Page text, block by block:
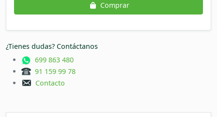
Comprar
¿Tienes dudas? Contáctanos
699 863 480
91 159 99 78
Contacto